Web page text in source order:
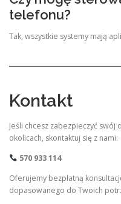
telefonu?
Tak, wszystkie systemy mają
Kontakt
Jeśli chcesz zabezpieczyć
okolicach, skontaktuj się z nami:
570 933 114
Oferujemy bezpłatną
dopasowanego do Twoich